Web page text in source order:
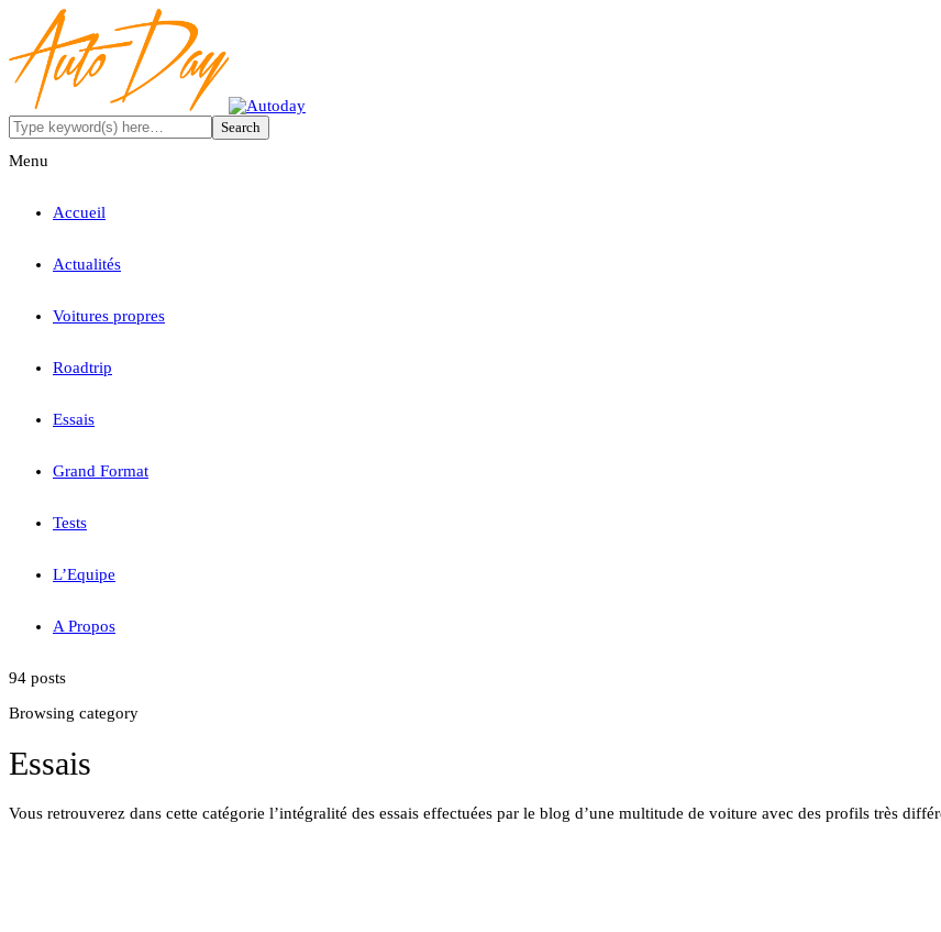
Menu
Accueil
Actualités
Voitures propres
Roadtrip
Essais
Grand Format
Tests
L’Equipe
A Propos
94 posts
Browsing category
Essais
Vous retrouverez dans cette catégorie l’intégralité des essais effectuées par le blog d’une multitude de voiture avec des profils très